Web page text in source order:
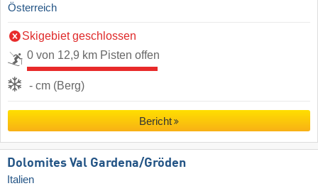
Österreich
Skigebiet geschlossen
0 von 12,9 km Pisten offen
- cm (Berg)
Bericht
Dolomites Val Gardena/​Gröden
Italien